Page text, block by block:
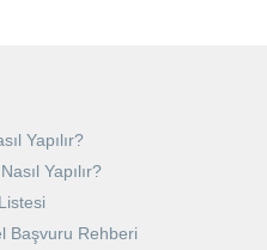
Yapılır?
Yapılır?
Başvuru Rehberi